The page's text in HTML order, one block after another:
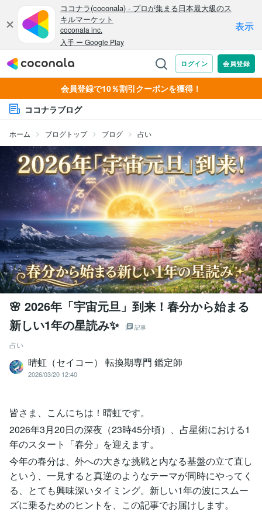
会員登録で10％割引クーポンを獲得！
ココナラブログ
ホーム ブログトップ ブログ 占い
🌸 2026年「宇宙元旦」到来！春分から始まる
新しい1年の星読み✨
記事
占い
晴虹（セイコー） 転換期専門 鑑定師
2026/03/20 12:40
皆さま、こんにちは！晴虹です。
2026年3月20日の深夜（23時45分頃）、占星術における1
年のスタート「春分」を迎えます。
今年の春分は、外への大きな挑戦と内なる基盤の立て直し
という、一見すると真逆のようなテーマが同時にやってく
る、とても興味深いタイミング。新しい1年の波にスムー
ズに乗るためのヒントを、この記事でお届けします。